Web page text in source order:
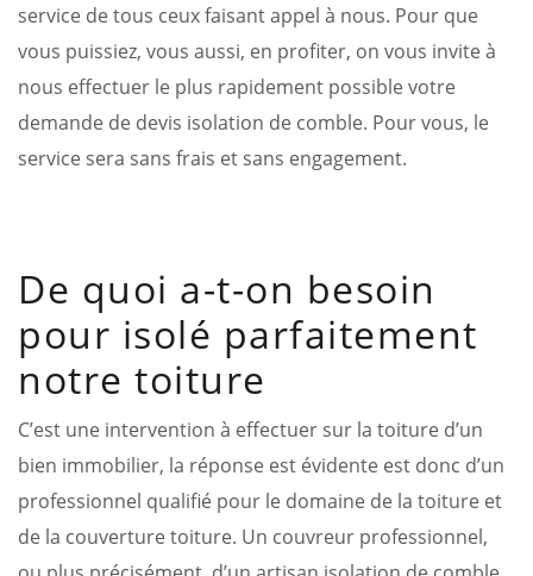
service de tous ceux faisant appel à nous. Pour que
vous puissiez, vous aussi, en profiter, on vous invite à
nous effectuer le plus rapidement possible votre
demande de devis isolation de comble. Pour vous, le
service sera sans frais et sans engagement.
De quoi a-t-on besoin
pour isolé parfaitement
notre toiture
C’est une intervention à effectuer sur la toiture d’un
bien immobilier, la réponse est évidente est donc d’un
professionnel qualifié pour le domaine de la toiture et
de la couverture toiture. Un couvreur professionnel,